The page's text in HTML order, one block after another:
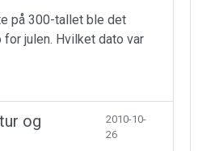
på 300-tallet ble det
julen. Hvilket dato var
og
2010-10-
26